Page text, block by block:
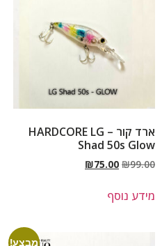
ארד קור – HARDCORE LG
Shad 50s Glow
₪99.00
₪75.00
מידע נוסף
מבצע!